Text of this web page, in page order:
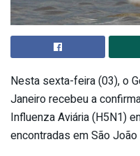
Nesta sexta-feira (03), o
Janeiro recebeu a
Influenza Aviária (H5N1)
encontradas em São